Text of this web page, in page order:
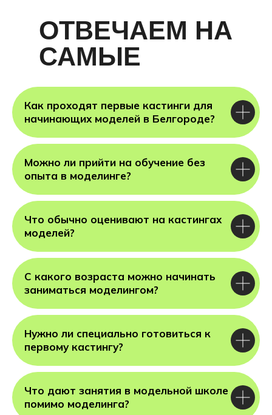
ОТВЕЧАЕМ НА
САМЫЕ
ГЛАВНЫЕ
ВОПРОСЫ
Как проходят первые кастинги для
начинающих моделей в Белгороде?
Можно ли прийти на обучение без
опыта в моделинге?
Что обычно оценивают на кастингах
моделей?
С какого возраста можно начинать
заниматься моделингом?
Нужно ли специально готовиться к
первому кастингу?
Что дают занятия в модельной школе
помимо моделинга?